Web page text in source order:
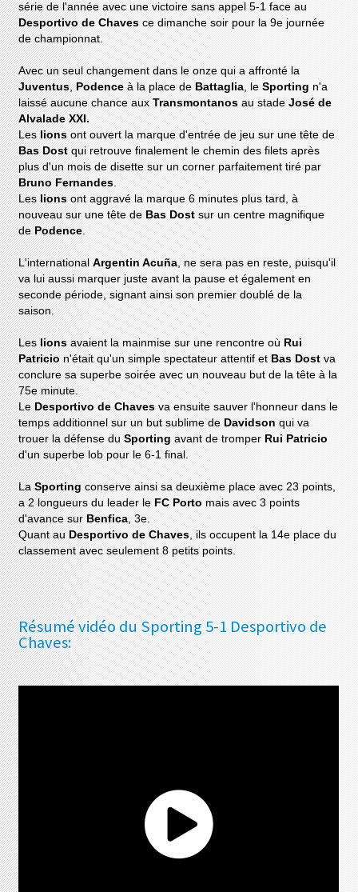
série de l'année avec une victoire sans appel 5-1 face au
Desportivo de Chaves ce dimanche soir pour la 9e journée
de championnat.
Avec un seul changement dans le onze qui a affronté la
Juventus, Podence à la place de Battaglia, leSporting n'a
laissé aucune chance auxTransmontanos au stadeJosé de
Alvalade XXI.
Leslions ont ouvert la marque d'entrée de jeu sur une tête de
Bas Dost qui retrouve finalement le chemin des filets après
plus d'un mois de disette sur un corner parfaitement tiré par
Bruno Fernandes.
Leslions ont aggravé la marque 6 minutes plus tard, à
nouveau sur une tête de Bas Dost sur un centre magnifique
dePodence.
L'internationalArgentin Acuña, ne sera pas en reste, puisqu'il
va lui aussi marquer juste avant la pause et également en
seconde période, signant ainsi son premier doublé de la
saison.
Leslions avaient la mainmise sur une rencontre où Rui
Patricion'était qu'un simple spectateur attentif et Bas Dost va
conclure sa superbe soirée avec un nouveau but de la tête à la
75e minute.
LeDesportivo de Chaves va ensuite sauver l'honneur dans le
temps additionnel sur un but sublime de Davidson qui va
trouer la défense duSporting avant de tromper Rui Patricio
d'un superbe lob pour le 6-1 final.
LaSporting conserve ainsi sa deuxième place avec 23 points,
a 2 longueurs du leader le FC Porto mais avec 3 points
d'avance sur Benfica, 3e.
Quant au Desportivo de Chaves, ils occupent la 14e place du
classement avec seulement 8 petits points.
Résumé vidéo du Sporting 5-1 Desportivo de
Chaves: